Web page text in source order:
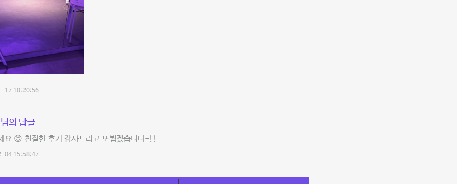
17 10:20:56
의 답글
요 😊 친절한 후기 감사드리고 또뵙겠습니다-!!
04 15:58:47